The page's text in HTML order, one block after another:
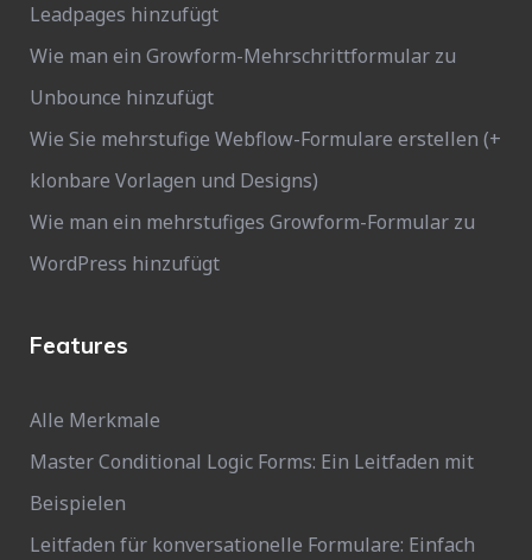
Leadpages hinzufügt
Wie man ein Growform-Mehrschrittformular zu
Unbounce hinzufügt
Wie Sie mehrstufige Webflow-Formulare erstellen (+
klonbare Vorlagen und Designs)
Wie man ein mehrstufiges Growform-Formular zu
WordPress hinzufügt
Features
Alle Merkmale
Master Conditional Logic Forms: Ein Leitfaden mit
Beispielen
Leitfaden für konversationelle Formulare: Einfach